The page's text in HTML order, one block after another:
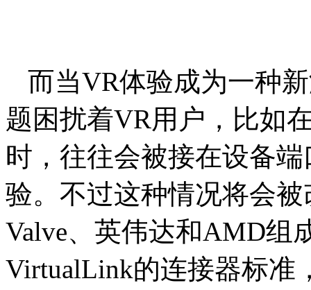
而当VR体验成为一种
题困扰着VR用户，比如
时，往往会被接在设备
验。不过这种情况将会
Valve、英伟达和AMD组
VirtualLink的连接器标准